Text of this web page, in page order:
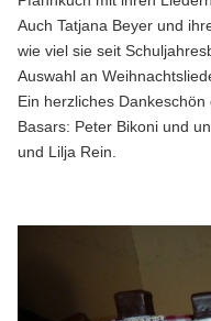
Auch Tatjana Beyer und
wie viel sie seit
Auswahl an
Ein herzliches
Basars: Peter Bikoni und
und Lilja Rein.